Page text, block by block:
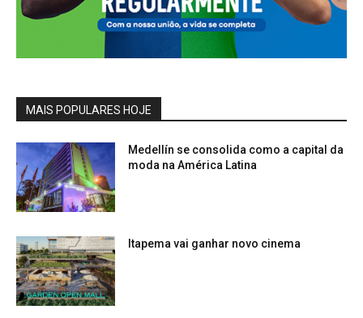
MAIS POPULARES HOJE
Medellín se consolida como a capital da
moda na América Latina
Itapema vai ganhar novo cinema